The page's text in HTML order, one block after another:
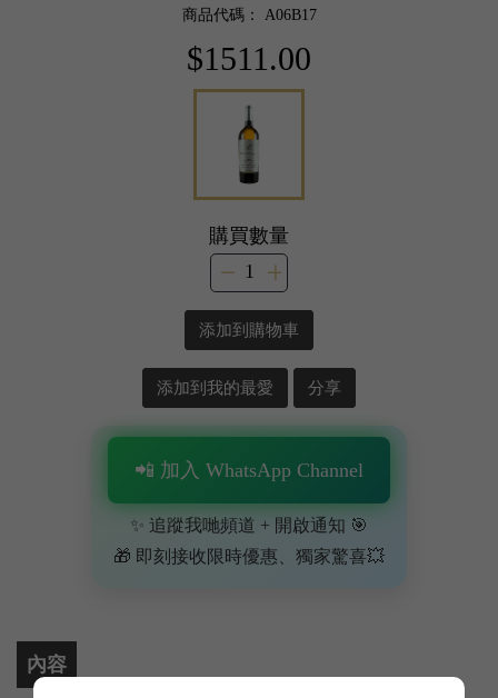
商品代碼： A06B17
$1511.00
購買數量
添加到購物車
添加到我的最愛 分享
📲 加入 WhatsApp Channel
✨ 追蹤我哋頻道 + 開啟通知 🎯
🎁 即刻接收限時優惠、獨家驚喜💥
內容